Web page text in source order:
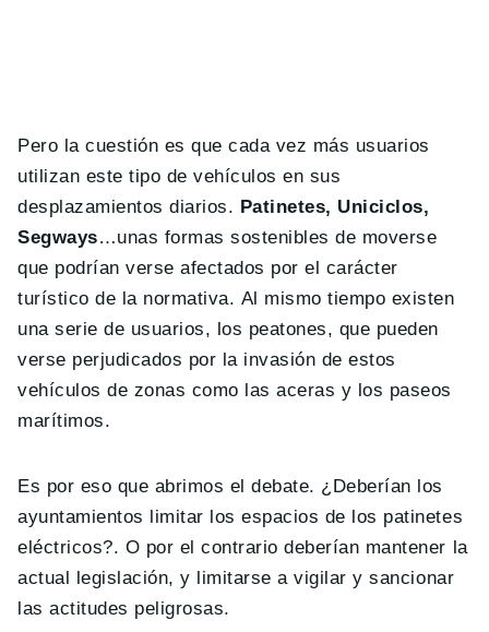
Pero la cuestión es que cada vez más usuarios
utilizan este tipo de vehículos en sus
desplazamientos diarios. Patinetes, Uniciclos,
Segways…unas formas sostenibles de moverse
que podrían verse afectados por el carácter
turístico de la normativa. Al mismo tiempo existen
una serie de usuarios, los peatones, que pueden
verse perjudicados por la invasión de estos
vehículos de zonas como las aceras y los paseos
marítimos.
Es por eso que abrimos el debate. ¿Deberían los
ayuntamientos limitar los espacios de los patinetes
eléctricos?. O por el contrario deberían mantener la
actual legislación, y limitarse a vigilar y sancionar
las actitudes peligrosas.